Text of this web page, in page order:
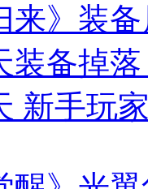
来》装
装备掉
新手玩